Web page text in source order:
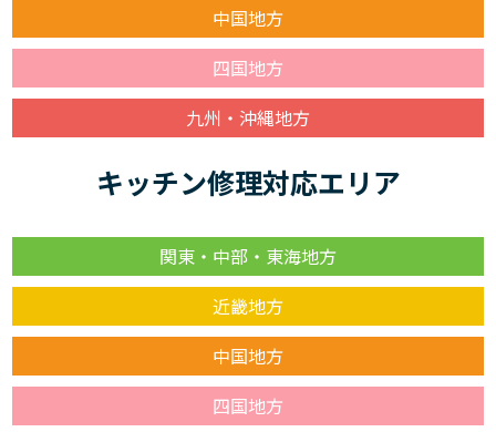
中国地方
四国地方
九州・沖縄地方
キッチン修理対応エリア
関東・中部・東海地方
近畿地方
中国地方
四国地方